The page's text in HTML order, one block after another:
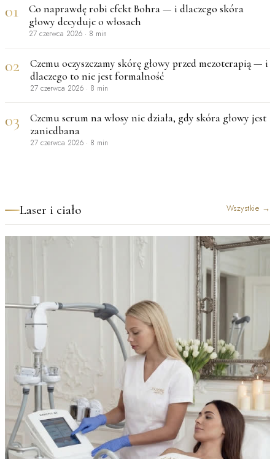
01
Co naprawdę robi efekt Bohra — i dlaczego skóra
głowy decyduje o włosach
27 czerwca 2026 · 8 min
02
Czemu oczyszczamy skórę głowy przed mezoterapią — i
dlaczego to nie jest formalność
27 czerwca 2026 · 8 min
03
Czemu serum na włosy nie działa, gdy skóra głowy jest
zaniedbana
27 czerwca 2026 · 8 min
Laser i ciało Wszystkie →